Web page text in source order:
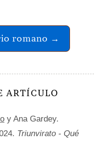
romano →
ARTÍCULO
y Ana Gardey.
Triunvirato - Qué